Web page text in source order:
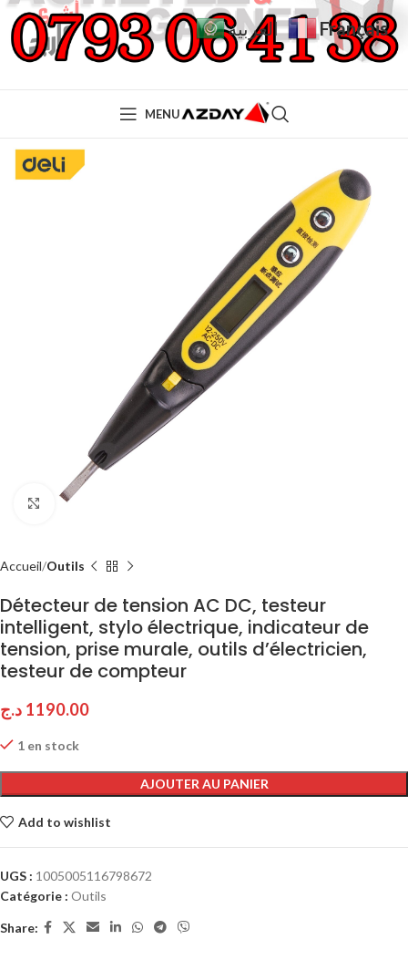
MENU
Click to enlarge
Accueil Outils
Détecteur de tension AC DC, testeur
intelligent, stylo électrique, indicateur de
tension, prise murale, outils d’électricien,
testeur de compteur
1190.00 د.ج
1 en stock
AJOUTER AU PANIER
Add to wishlist
UGS : 1005005116798672
Catégorie : Outils
Share:
العربية Français